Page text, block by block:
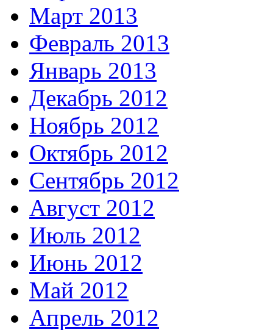
Март 2013
Февраль 2013
Январь 2013
Декабрь 2012
Ноябрь 2012
Октябрь 2012
Сентябрь 2012
Август 2012
Июль 2012
Июнь 2012
Май 2012
Апрель 2012